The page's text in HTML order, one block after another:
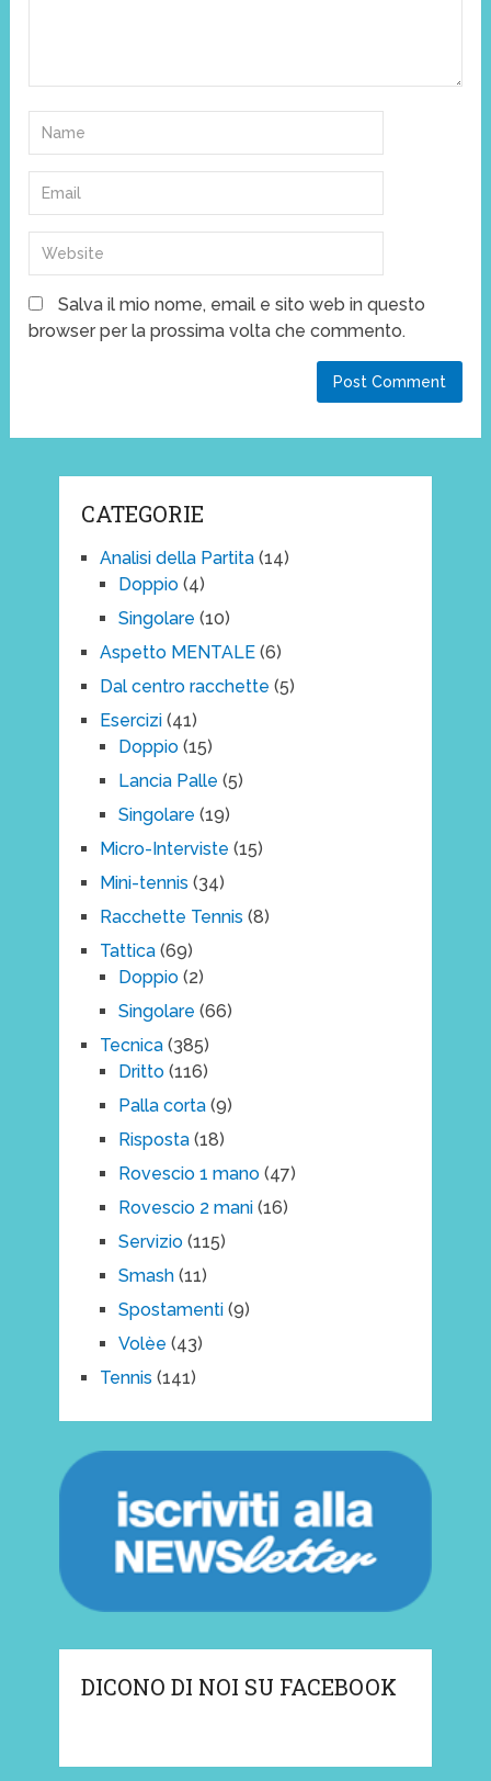
Salva il mio nome, email e sito web in questo
browser per la prossima volta che commento.
CATEGORIE
Analisi della Partita(14)
Doppio(4)
Singolare (10)
Aspetto MENTALE(6)
Dal centro racchette (5)
Esercizi(41)
Doppio(15)
Lancia Palle (5)
Singolare (19)
Micro-Interviste (15)
Mini-tennis (34)
Racchette Tennis (8)
Tattica(69)
Doppio(2)
Singolare (66)
Tecnica(385)
Dritto(116)
Palla corta(9)
Risposta(18)
Rovescio 1 mano(47)
Rovescio 2 mani(16)
Servizio(115)
Smash(11)
Spostamenti(9)
Volèe (43)
Tennis (141)
DICONO DI NOI SU FACEBOOK